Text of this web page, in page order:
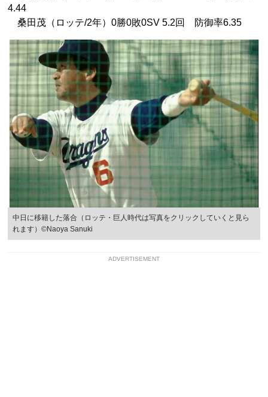
4.44
桑田茂（ロッテ/2年）0勝0敗0SV 5.2回 防御率6.35
中日に移籍した落合（ロッテ・巨人時代は写真をクリックしていくと見ら
れます）©Naoya Sanuki
ADVERTISEMENT